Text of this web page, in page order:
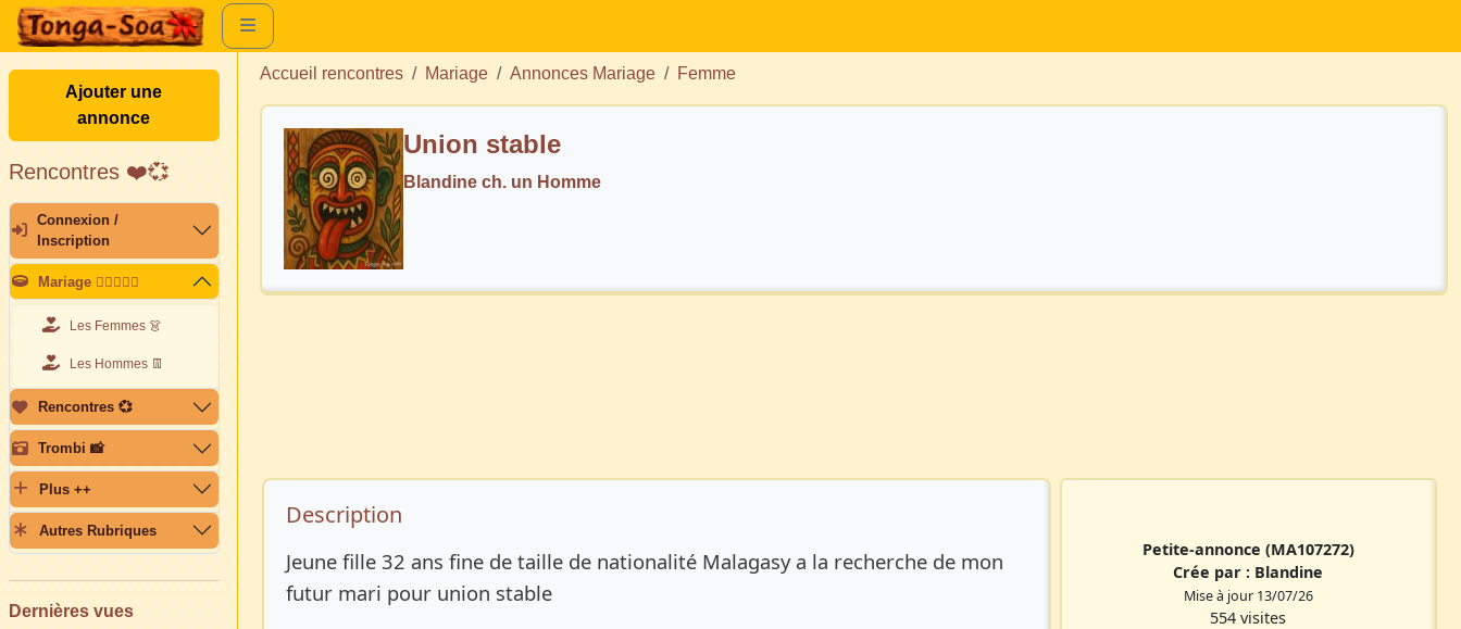
Ajouter une
annonce
Rencontres ❤️💞
Connexion /
Inscription
Mariage 👩🏽‍❤️‍👨🏽
Les Femmes 👗
Les Hommes 👖
Rencontres 💞
Trombi 📸
Plus ++
Autres Rubriques
Dernières vues
Accueil rencontres Mariage Annonces Mariage Femme
Union stable
Blandine ch. un Homme
Description de l’annonce
Description
Jeune fille 32 ans fine de taille de nationalité Malagasy a la recherche de mon
futur mari pour union stable
Petite-annonce (MA107272)
Crée par : Blandine
Mise à jour 13/07/26
554 visites